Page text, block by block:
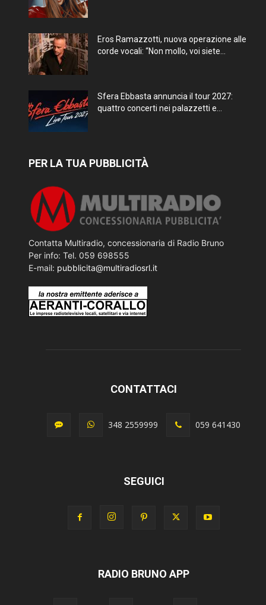
Eros Ramazzotti, nuova operazione alle
corde vocali: “Non mollo, voi siete...
Sfera Ebbasta annuncia il tour 2027:
quattro concerti nei palazzetti e...
PER LA TUA PUBBLICITÀ
Contatta Multiradio, concessionaria di Radio Bruno
Per info: Tel. 059 698555
E-mail: pubblicita@multiradiosrl.it
CONTATTACI
348 2559999 059 641430
SEGUICI
RADIO BRUNO APP